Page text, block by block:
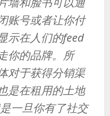
账号或者让你付
示在人们的feed
你的品牌。所
对于获得分销渠
是在租用的土地
一旦你有了社交